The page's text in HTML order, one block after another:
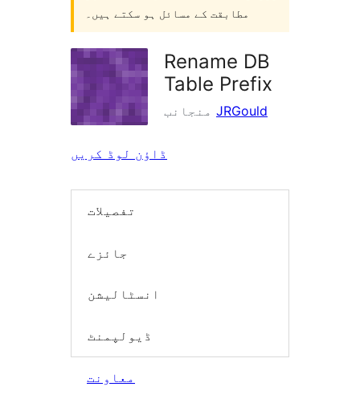
مطابقت کے مسائل ہو سکتے ہیں۔
Rename DB
Table Prefix
JRGould
ڈاؤن لوڈ کریں
تفصیلات
جائزے
انسٹالیشن
ڈیولپمنٹ
معاونت